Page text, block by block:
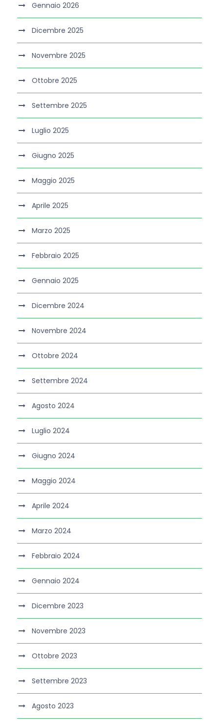
Gennaio 2026
Dicembre 2025
Novembre 2025
Ottobre 2025
Settembre 2025
Luglio 2025
Giugno 2025
Maggio 2025
Aprile 2025
Marzo 2025
Febbraio 2025
Gennaio 2025
Dicembre 2024
Novembre 2024
Ottobre 2024
Settembre 2024
Agosto 2024
Luglio 2024
Giugno 2024
Maggio 2024
Aprile 2024
Marzo 2024
Febbraio 2024
Gennaio 2024
Dicembre 2023
Novembre 2023
Ottobre 2023
Settembre 2023
Agosto 2023